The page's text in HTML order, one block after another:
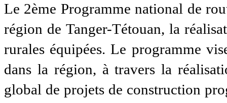
Le 2ème Programme national de
région de Tanger-Tétouan, la
rurales équipées. Le programme
dans la région, à travers la
global de projets de construction